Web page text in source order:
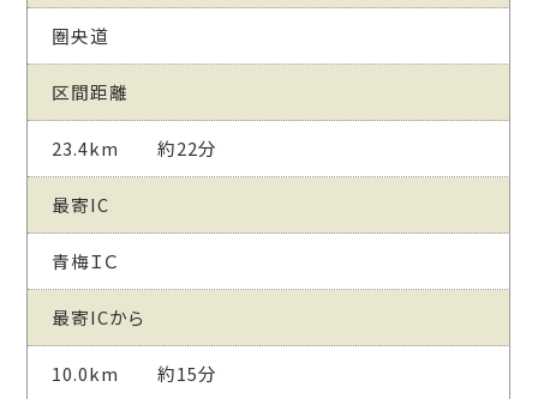
圏央道
区間距離
23.4km 約22分
最寄IC
青梅ＩＣ
最寄ICから
10.0km 約15分